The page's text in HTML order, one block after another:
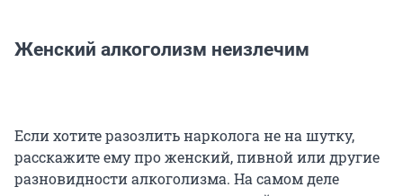
Женский алкоголизм неизлечим
Если хотите разозлить нарколога не на шутку,
расскажите ему про женский, пивной или другие
разновидности алкоголизма. На самом деле